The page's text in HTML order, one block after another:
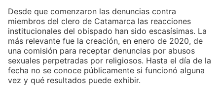
Desde que comenzaron las denuncias contra
miembros del clero de Catamarca las reacciones
institucionales del obispado han sido escasísimas. La
más relevante fue la creación, en enero de 2020, de
una comisión para receptar denuncias por abusos
sexuales perpetradas por religiosos. Hasta el día de la
fecha no se conoce públicamente si funcionó alguna
vez y qué resultados puede exhibir.